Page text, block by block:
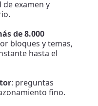
examen y
de 8.000
bloques y temas,
hasta el
: preguntas
fino.